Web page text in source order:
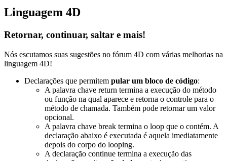
Linguagem 4D
Retornar, continuar, saltar e mais!
Nós escutamos suas sugestões no fórum 4D com várias melhorias na
linguagem 4D!
Declarações que permitem pular um bloco de código:
A palavra chave return termina a execução do método
ou função na qual aparece e retorna o controle para o
método de chamada. Também pode retornar um valor
opcional.
A palavra chave break termina o loop que o contém. A
declaração abaixo é executada é aquela imediatamente
depois do corpo do looping.
A declaração continue termina a execução das